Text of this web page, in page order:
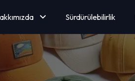
Sürdürülebilirlik